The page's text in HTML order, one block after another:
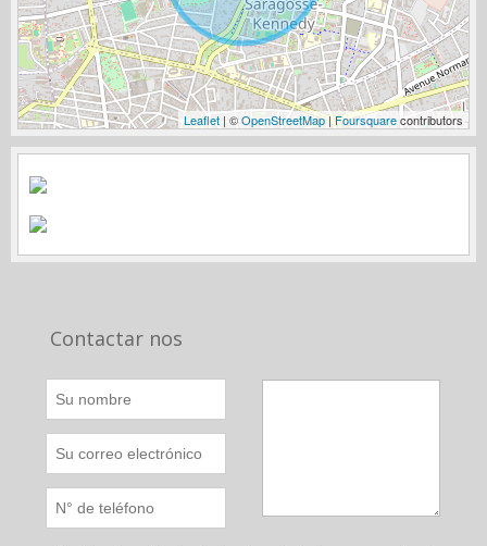
Leaflet | ©OpenStreetMap| Foursquarecontributors
Contactar nos